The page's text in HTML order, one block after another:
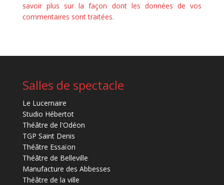
savoir plus sur la façon dont les données de vos
commentaires sont traitées.
Salles de spectacle
Le Lucernaire
Studio Hébertot
Théâtre de l'Odéon
TGP Saint Denis
Théâtre Essaïon
Théâtre de Belleville
Manufacture des Abbesses
Théâtre de la ville